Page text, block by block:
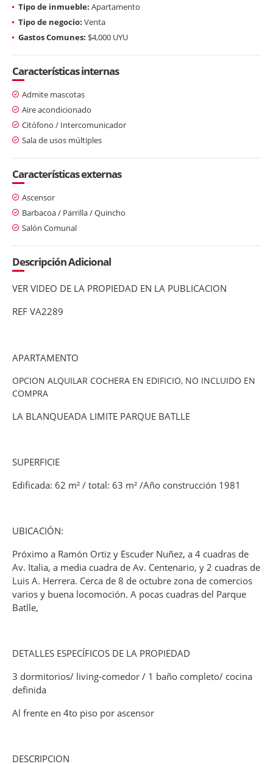
Tipo de inmueble: Apartamento
Tipo de negocio: Venta
Gastos Comunes: $4,000 UYU
Características internas
Admite mascotas
Aire acondicionado
Citófono / Intercomunicador
Sala de usos múltiples
Características externas
Ascensor
Barbacoa / Parrilla / Quincho
Salón Comunal
Descripción Adicional
VER VIDEO DE LA PROPIEDAD EN LA PUBLICACION
REF VA2289
APARTAMENTO
OPCION ALQUILAR COCHERA EN EDIFICIO, NO INCLUIDO EN
COMPRA
LA BLANQUEADA LIMITE PARQUE BATLLE
SUPERFICIE
Edificada: 62 m² / total: 63 m² /Año construcción 1981
UBICACIÓN:
Próximo a Ramón Ortiz y Escuder Nuñez, a 4 cuadras de
Av. Italia, a media cuadra de Av. Centenario, y 2 cuadras de
Luis A. Herrera. Cerca de 8 de octubre zona de comercios
varios y buena locomoción. A pocas cuadras del Parque
Batlle,
DETALLES ESPECÍFICOS DE LA PROPIEDAD
3 dormitorios/ living-comedor / 1 baño completo/ cocina
definida
Al frente en 4to piso por ascensor
DESCRIPCION